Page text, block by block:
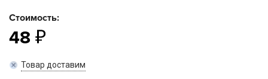
Стоимость:
48
Товар доставим